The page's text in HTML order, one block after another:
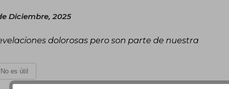
Diciembre, 2025
dolorosas pero son parte de nuestra
No es útil